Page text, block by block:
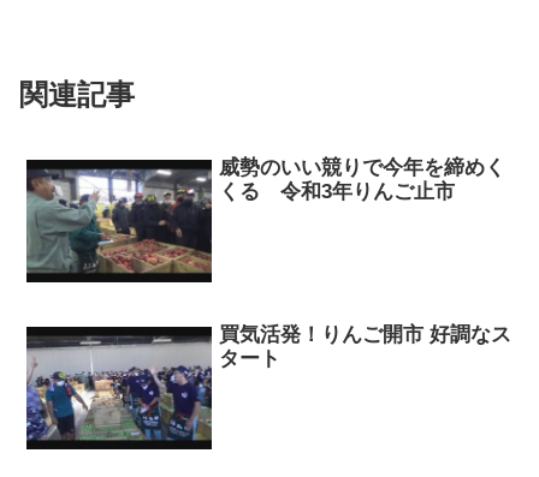
関連記事
威勢のいい競りで今年を締めく
くる 令和3年りんご止市
買気活発！りんご開市 好調なス
タート